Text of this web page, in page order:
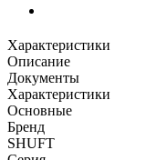
Характеристики
Описание
Документы
Характеристики
Основные
Бренд
SHUFT